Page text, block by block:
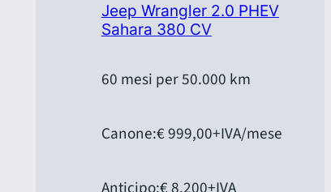
Jeep Wrangler 2.0 PHEV
Sahara 380 CV
60 mesi per 50.000 km
Canone:€ 999,00+IVA/mese